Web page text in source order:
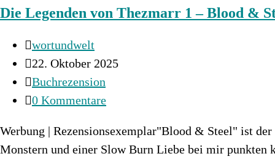
Die Legenden von Thezmarr 1 – Blood &
Beitrags-
Autor:
wortundwelt
Beitrag
veröffentlicht:
22. Oktober 2025
Beitrags-
Kategorie:
Buchrezension
Beitrags-
0 Kommentare
Werbung | Rezensionsexemplar"Blood & Steel" ist
Monstern und einer Slow Burn Liebe bei mir punkten